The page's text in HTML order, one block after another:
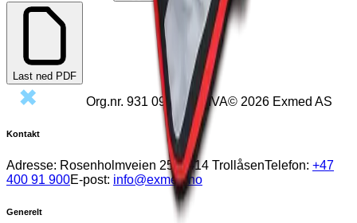
Last ned PDF
Org.nr. 931 098 020MVA© 2026 Exmed AS
Kontakt
Adresse: Rosenholmveien 25, 1414 TrollåsenTelefon: +47
400 91 900E-post: info@exmed.no
Generelt